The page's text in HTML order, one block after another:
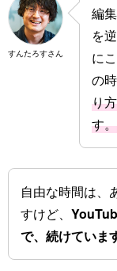
すんたろすさん
編
を
に
の
り
す。
自由な時間は、
すけど、
で、続けていま